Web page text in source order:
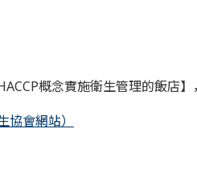
概念實施衛生管理的飯店
會網站）